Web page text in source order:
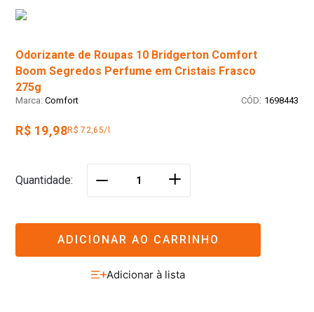
Odorizante de Roupas 10 Bridgerton Comfort
Boom Segredos Perfume em Cristais Frasco
275g
Comfort : 1698443
R$ 19,98R$ 72,65/l
Quantidade ＋
ADICIONAR AO CARRINHO